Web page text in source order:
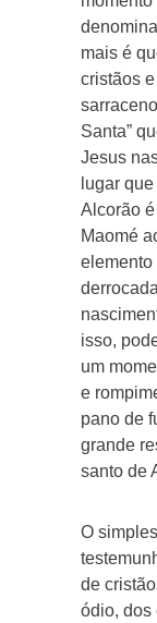
mais é
cristãos
Santa”
Jesus
lugar
Alcorão
Maomé
elemento
isso,
um
e
pano de
grande
santo de
O
de
ódio, dos